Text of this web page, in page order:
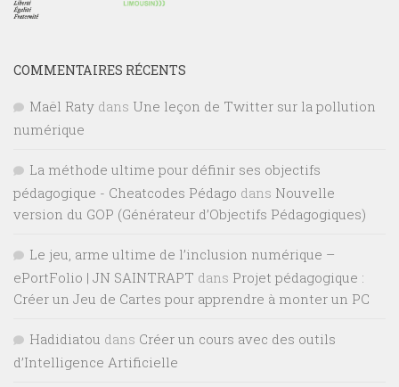
COMMENTAIRES RÉCENTS
Maël Raty dans Une leçon de Twitter sur la pollution
numérique
La méthode ultime pour définir ses objectifs
pédagogique - Cheatcodes Pédago dans Nouvelle
version du GOP (Générateur d’Objectifs Pédagogiques)
Le jeu, arme ultime de l’inclusion numérique –
ePortFolio | JN SAINTRAPT dans Projet pédagogique :
Créer un Jeu de Cartes pour apprendre à monter un PC
Hadidiatou dans Créer un cours avec des outils
d’Intelligence Artificielle